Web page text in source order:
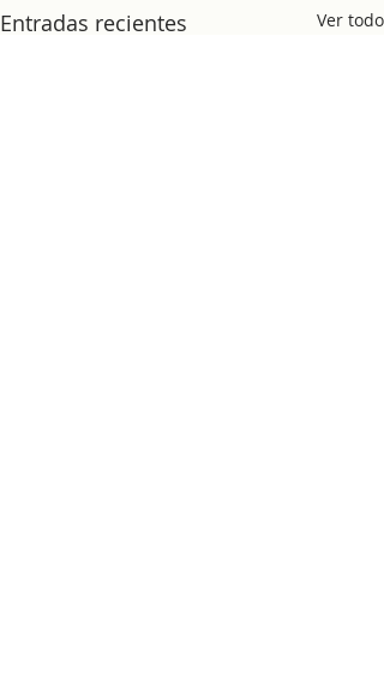
Entradas recientes Ver todo